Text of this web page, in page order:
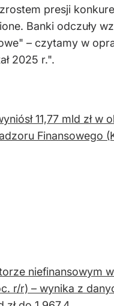
presji
Banki odczuły
– czytamy w
2025 r.".
11,77 mld zł
Finansowego
niefinansowym
r/r) – wynika z